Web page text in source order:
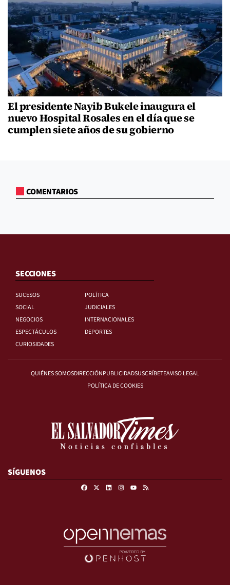
El presidente Nayib Bukele inaugura el
nuevo Hospital Rosales en el día que se
cumplen siete años de su gobierno
COMENTARIOS
SECCIONES
SUCESOS
POLÍTICA
SOCIAL
JUDICIALES
NEGOCIOS
INTERNACIONALES
ESPECTÁCULOS
DEPORTES
CURIOSIDADES
QUIÉNES SOMOSDIRECCIÓNPUBLICIDADSUSCRÍBETEAVISO LEGAL
POLÍTICA DE COOKIES
SÍGUENOS
FacebookLinkedinInstagramRSS